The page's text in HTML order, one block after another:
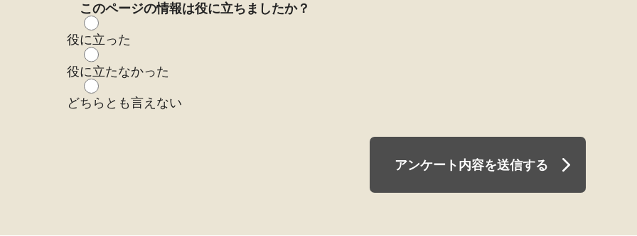
このページの情報は役に立ちましたか？
役に立った
役に立たなかった
どちらとも言えない
アンケート内容を送信する